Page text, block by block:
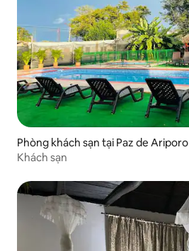
Phòng khách sạn tại Paz de Ariporo
Khách sạn